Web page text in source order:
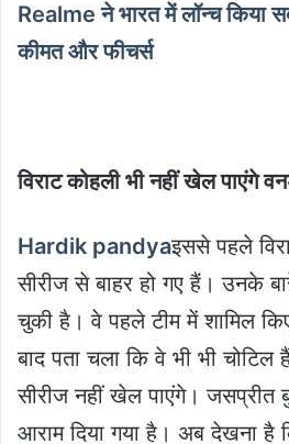
Realme ने भारत में लॉन्च किया
कीमत और फीचर्स
विराट कोहली भी नहीं खेल पाएंगे
Hardik pandyaइससे पहले
सीरीज से बाहर हो गए हैं। उनके
चुकी है। वे पहले टीम में शामिल
बाद पता चला कि वे भी भी
सीरीज नहीं खेल पाएंगे। जसप्रीत
आराम दिया गया है। अब देखना है